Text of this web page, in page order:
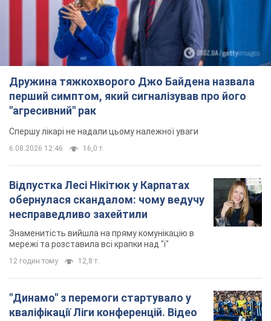
Дружина тяжкохворого Джо Байдена назвала
перший симптом, який сигналізував про його
"агресивний" рак
Спершу лікарі не надали цьому належної уваги
6.08.2026 12:46 16,0 т.
Відпустка Лесі Нікітюк у Карпатах
обернулася скандалом: чому ведучу
несправедливо захейтили
Знаменитість вийшла на пряму комунікацію в
мережі та розставила всі крапки над "і"
12 годин тому 12,8 т.
"Динамо" з перемоги стартувало у
кваліфікації Ліги конференцій. Відео